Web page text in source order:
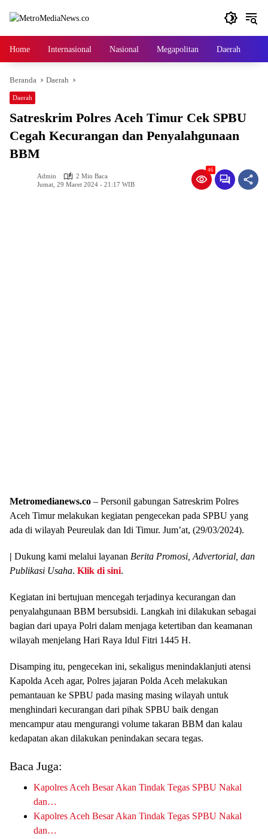
Home Internasional Nasional Megapolitan Daerah
Beranda Daerah
Daerah
Satreskrim Polres Aceh Timur Cek SPBU
Cegah Kecurangan dan Penyalahgunaan
BBM
Admin
2 Min Baca
Jumat, 29 Maret 2024 - 21:17 WIB
46
Metromedianews.co – Personil gabungan Satreskrim Polres
Aceh Timur melakukan kegiatan pengecekan pada SPBU yang
ada di wilayah Peureulak dan Idi Timur. Jum’at, (29/03/2024).
| Dukung kami melalui layanan Berita Promosi, Advertorial, dan
Publikasi Usaha. Klik di sini.
Kegiatan ini bertujuan mencegah terjadinya kecurangan dan
penyalahgunaan BBM bersubsidi. Langkah ini dilakukan sebagai
bagian dari upaya Polri dalam menjaga ketertiban dan keamanan
wilayah menjelang Hari Raya Idul Fitri 1445 H.
Disamping itu, pengecekan ini, sekaligus menindaklanjuti atensi
Kapolda Aceh agar, Polres jajaran Polda Aceh melakukan
pemantauan ke SPBU pada masing masing wilayah untuk
menghindari kecurangan dari pihak SPBU baik dengan
mencampur atau mengurangi volume takaran BBM dan kalau
kedapatan akan dilakukan penindakan secara tegas.
Baca Juga:
Kapolres Aceh Besar Akan Tindak Tegas SPBU Nakal
dan…
Kapolres Aceh Besar Akan Tindak Tegas SPBU Nakal
dan…